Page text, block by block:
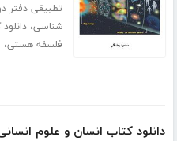
تطبیقی دفتر
شناسی،
فلسفه هستی،
دانلود کتاب انسان و علوم